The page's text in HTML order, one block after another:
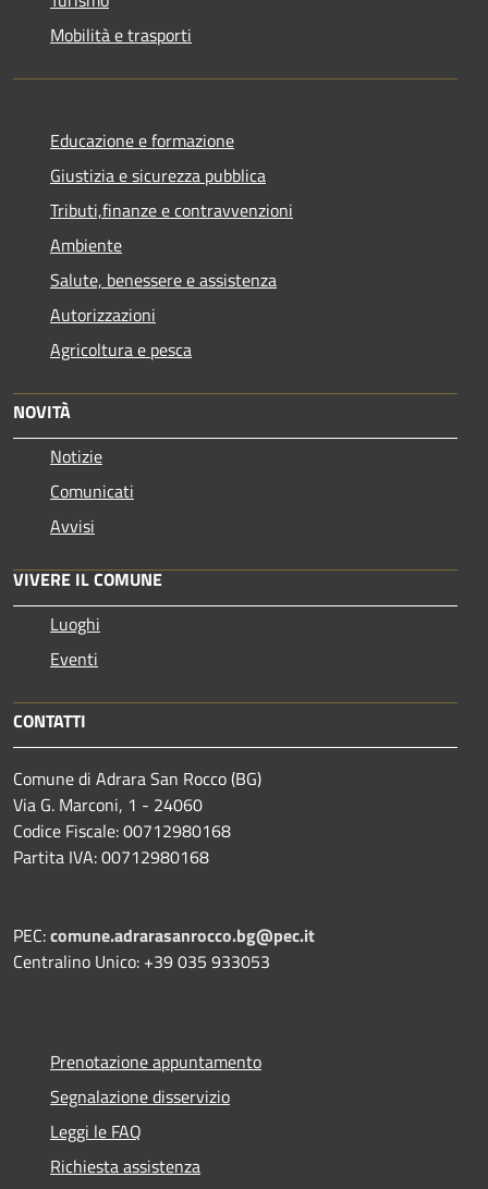
Mobilità e trasporti
Educazione e formazione
Giustizia e sicurezza pubblica
Tributi,finanze e contravvenzioni
Ambiente
Salute, benessere e assistenza
Autorizzazioni
Agricoltura e pesca
NOVITÀ
Notizie
Comunicati
Avvisi
VIVERE IL COMUNE
Luoghi
Eventi
CONTATTI
Comune di Adrara San Rocco (BG)
Via G. Marconi, 1 - 24060
Codice Fiscale: 00712980168
Partita IVA: 00712980168
PEC:comune.adrarasanrocco.bg@pec.it
Centralino Unico: +39 035 933053
Prenotazione appuntamento
Segnalazione disservizio
Leggi le FAQ
Richiesta assistenza